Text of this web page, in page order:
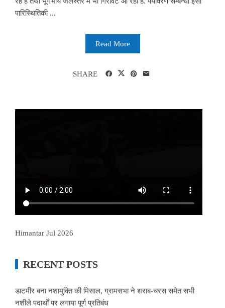
पारिस्थितिकी ...
Read More
SHARE
Himantar Jul 2026
RECENT POSTS
डाटमीर बना नशामुक्ति की मिसाल, ग्रामसभा ने शराब-चरस समेत सभी
नशीले पदार्थों पर लगाया पूर्ण प्रतिबंध